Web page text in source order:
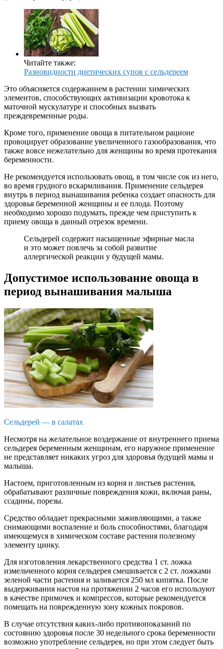
Читайте также:
Разновидности диетических супов с сельдереем
Это объясняется содержанием в растении химических
элементов, способствующих активизации кровотока к
маточной мускулатуре и способных вызвать
преждевременные роды.
Кроме того, применение овоща в питательном рационе
провоцирует образование увеличенного газообразования, что
также вовсе нежелательно для женщины во время протекания
беременности.
Не рекомендуется использовать овощ, в том числе сок из него,
во время грудного вскармливания. Применение сельдерея
внутрь в период вынашивания ребенка создает опасность для
здоровья беременной женщины и ее плода. Поэтому
необходимо хорошо подумать, прежде чем приступить к
приему овоща в данный отрезок времени.
Сельдерей содержит насыщенные эфирные масла
и это может повлечь за собой развитие
аллергической реакции у будущей мамы.
Допустимое использование овоща в
период вынашивания малыша
Сельдерей — в салатах
Несмотря на желательное воздержание от внутреннего приема
сельдерея беременным женщинам, его наружное применение
не представляет никаких угроз для здоровья будущей мамы и
малыша.
Настоем, приготовленным из корня и листьев растения,
обрабатывают различные повреждения кожи, включая раны,
ссадины, порезы.
Средство обладает прекрасными заживляющими, а также
снимающими воспаление и боль способностями, благодаря
имеющемуся в химическом составе растения полезному
элементу цинку.
Для изготовления лекарственного средства 1 ст. ложка
измельченного корня сельдерея смешивается с 2 ст. ложками
зеленой части растения и заливается 250 мл кипятка. После
выдерживания настоя на протяжении 2 часов его используют
в качестве примочек и компрессов, которые рекомендуется
помещать на поврежденную зону кожных покровов.
В случае отсутствия каких-либо противопоказаний по
состоянию здоровья после 30 недельного срока беременности
возможно употребление сельдерея, но при этом следует быть